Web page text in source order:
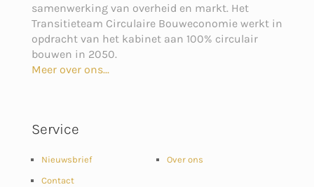
samenwerking van overheid en markt. Het
Transitieteam Circulaire Bouweconomie werkt in
opdracht van het kabinet aan 100% circulair
bouwen in 2050.
Meer over ons...
Service
Nieuwsbrief
Contact
Over ons